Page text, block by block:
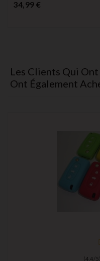
34,99 €
Les Clients Qui
Ont Également
(4,4 / 5